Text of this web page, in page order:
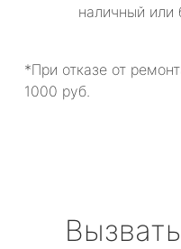
наличный или
*При отказе от
1000 руб.